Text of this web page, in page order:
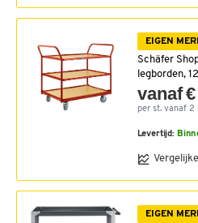
EIGEN
Schäfer
legborden,
vanaf
per st. vanaf 2
Levertijd:
EIGEN